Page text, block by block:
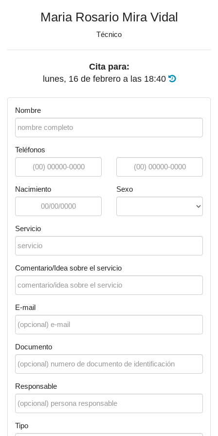
Maria Rosario Mira Vidal
Técnico
Cita para:
lunes, 16 de febrero a las 18:40
Nombre
Teléfonos
Nacimiento Sexo
Servicio
Comentario/Idea sobre el servicio
E-mail
Documento
Responsable
Tipo